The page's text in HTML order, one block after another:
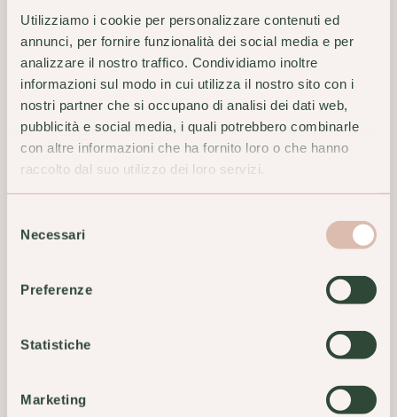
Utilizziamo i cookie per personalizzare contenuti ed
annunci, per fornire funzionalità dei social media e per
analizzare il nostro traffico. Condividiamo inoltre
informazioni sul modo in cui utilizza il nostro sito con i
nostri partner che si occupano di analisi dei dati web,
pubblicità e social media, i quali potrebbero combinarle
con altre informazioni che ha fornito loro o che hanno
raccolto dal suo utilizzo dei loro servizi.
delNecessari
Preferenze
Statistiche
Marketing
DUREX SETTEBELLO CLASS
6PZ
9,00 €
ACQUISTA
DUREX SETTEBELLO
CLASSICO 12PZ
15,00 €
ACQUISTA
DUREX SYNC 6PZ
DUREX TROPICAL EASY ON